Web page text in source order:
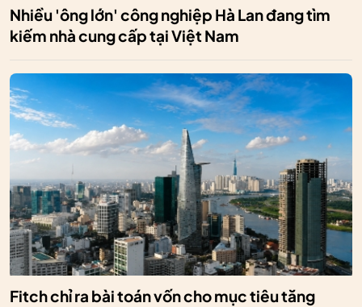
Nhiều 'ông lớn' công nghiệp Hà Lan đang tìm
kiếm nhà cung cấp tại Việt Nam
Fitch chỉ ra bài toán vốn cho mục tiêu tăng